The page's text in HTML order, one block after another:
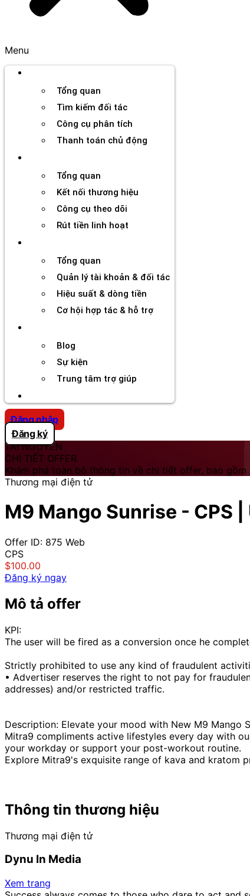
Menu
Tổng quan
Tìm kiếm đối tác
Công cụ phân tích
Thanh toán chủ động
Tổng quan
Kết nối thương hiệu
Công cụ theo dõi
Rút tiền linh hoạt
Tổng quan
Quản lý tài khoản & đối tác
Hiệu suất & dòng tiền
Cơ hội hợp tác & hỗ trợ
Blog
Sự kiện
Trung tâm trợ giúp
Đăng nhập
Đăng ký
TÀI NGUYÊN
CHI TIẾT OFFER
Khám phá toàn bộ thông tin về chi tiết offer, bao
Thương mại điện tử
M9 Mango Sunrise - CPS |
Offer ID: 875 Web
CPS
$100.00
Đăng ký ngay
Mô tả offer
KPI:
The user will be fired as a conversion once he
Strictly prohibited to use any kind of fraudulent
• Advertiser reserves the right to not pay for
addresses) and/or restricted traffic.
Description: Elevate your mood with New M9 Mango
Mitra9 compliments active lifestyles every day with
your workday or support your post-workout routine.
Explore Mitra9's exquisite range of kava and kratom
Thông tin thương hiệu
Thương mại điện tử
Dynu In Media
Xem trang